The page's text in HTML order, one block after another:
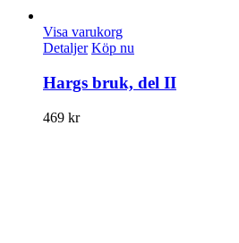
Visa varukorg
Detaljer Köp nu
Hargs bruk, del II
469 kr